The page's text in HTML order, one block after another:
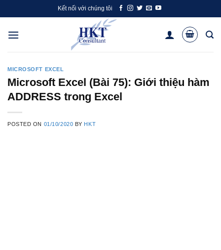
to
content
Kết nối với chúng tôi
MICROSOFT EXCEL
Microsoft Excel (Bài 75): Giới thiệu hàm
ADDRESS trong Excel
POSTED ON 01/10/2020 BY HKT